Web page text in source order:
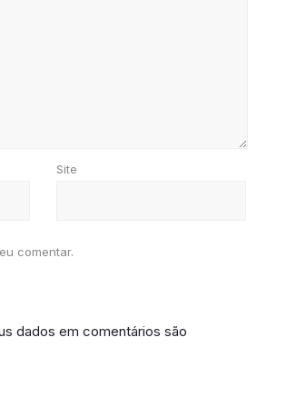
Site
comentar.
dados em comentários são